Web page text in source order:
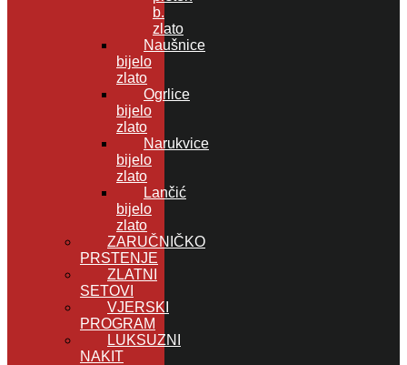
b.
zlato
Naušnice
bijelo
zlato
Ogrlice
bijelo
zlato
Narukvice
bijelo
zlato
Lančić
bijelo
zlato
ZARUČNIČKO
PRSTENJE
ZLATNI
SETOVI
VJERSKI
PROGRAM
LUKSUZNI
NAKIT